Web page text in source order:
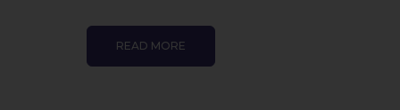
READ MORE